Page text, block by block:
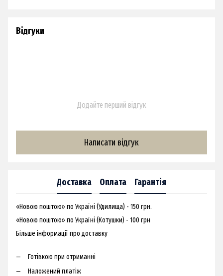
Відгуки
Додайте перший відгук
Написати відгук
Доставка Оплата Гарантія
«Новою поштою» по Україні (Удилища) - 150 грн.
«Новою поштою» по Україні (Котушки) - 100 грн
Більше інформації про доставку
Готівкою при отриманні
Наложений платіж